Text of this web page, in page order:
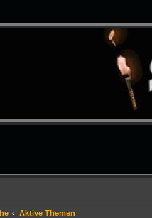
Aktive Themen